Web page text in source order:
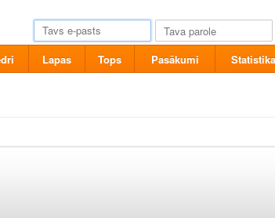
Lapas Tops Pasākumi Statistika